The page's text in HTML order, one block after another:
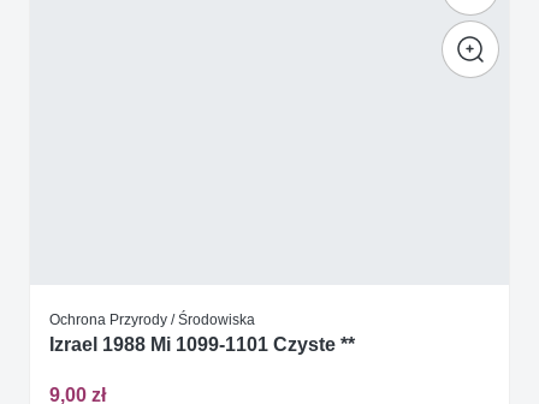
Ochrona Przyrody / Środowiska
Izrael 1988 Mi 1099-1101 Czyste **
9,00 zł